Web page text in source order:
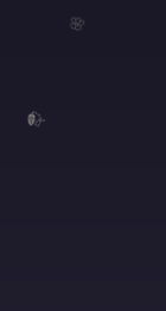
🍃
🌸